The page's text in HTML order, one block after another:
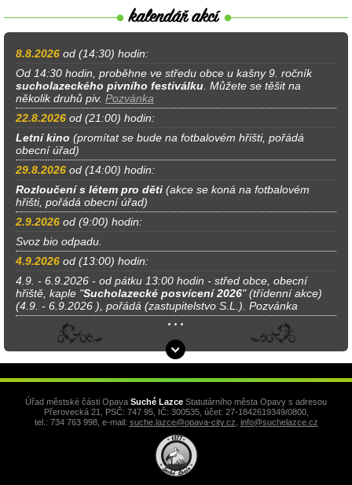
8.8.2026 od (14:30) hodin:
Od 14:30 hodin, proběhne ve středu obce u kašny 9. ročník
sucholazeckého pivního festiválku . Můžete se těšit na
několik druhů piv. Pozvánka
22.8.2026 od (21:00) hodin:
Letní kino (promítat se bude na fotbalovém hřišti, pořádá
obecní úřad)
29.8.2026 od (14:00) hodin:
Rozloučení s létem pro děti (akce se koná na fotbalovém
hřišti, pořádá obecní úřad)
2.9.2026 od (9:00) hodin:
Svoz bio odpadu.
4.9.2026 od (13:00) hodin:
4.9. - 6.9.2026 - od pátku 13:00 hodin - střed obce, obecní
hřiště, kaple "Sucholazecké posvícení 2026" (třídenní akce)
(4.9. - 6.9.2026 ), pořádá (zastupitelstvo S.L.). Pozvánka
Úřad městské části Opava Suché Lazce Statutárního města Opavy s adresou
Přerovecká 21, PSČ: 747 95, IČ: 300535, účet: 27-1842619349/0800,
tel.: 734 763 998, e-mail: suche.lazce@opava-city.cz info@suchelazce.cz